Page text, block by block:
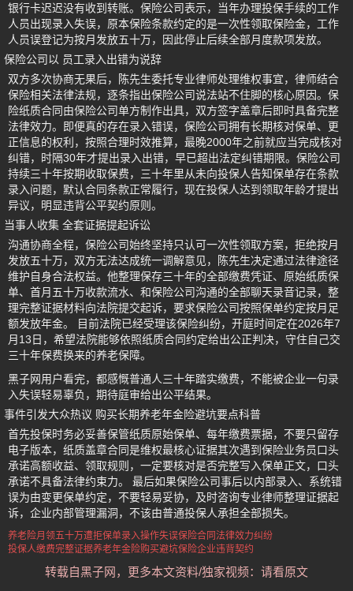
银行卡迟迟没有收到转账。保险公司表示，当年办理投保手续的工作
人员出现录入失误，原本保险条款约定的是一次性领取保险金，工作
人员误登记为按月发放五十万，因此停止后续全部月度款项发放。
保险公司以 员工录入出错为说辞
双方多次协商无果后，陈先生委托专业律师处理维权事宜，律师结合
保险相关法律法规，逐条指出保险公司说法站不住脚的核心原因。保
险纸质合同由保险公司单方制作出具，双方签字盖章后即时具备完整
法律效力。即便真的存在录入错误，保险公司拥有长期核对保单、更
正信息的权利，按照合理时效推算，最晚2000年之前就应当完成核对
纠错，时隔30年才提出录入出错，早已超出法定纠错期限。保险公司
持续三十年按期收取保费，三十年里从未向投保人告知保单存在条款
录入问题，默认合同条款正常履行，现在投保人达到领取年龄才提出
异议，明显违背公平契约原则。
当事人收集 全套证据提起诉讼
沟通协商全程，保险公司始终坚持只认可一次性领取方案，拒绝按月
发放五十万，双方无法达成统一调解意见，陈先生决定通过法律途径
维护自身合法权益。他整理保存三十年的全部缴费凭证、原始纸质保
单、首月五十万收款流水、和保险公司沟通的全部聊天录音记录，整
理完整证据材料向法院提交起诉，要求保险公司按照保单约定按月足
额发放年金。 目前法院已经受理该保险纠纷，开庭时间定在2026年7
月13日，希望法院能够依照纸质合同约定给出公正判决，守住自己交
三十年保费换来的养老保障。
黑子网用户看完，都感慨普通人三十年踏实缴费，不能被企业一句录
入失误轻易辜负，期待庭审给出公平结果。
事件引发大众热议 购买长期养老年金险避坑要点科普
首先投保时务必妥善保管纸质原始保单、每年缴费票据，不要只留存
电子版本，纸质盖章合同是维权最核心证据其次遇到保险业务员口头
承诺高额收益、领取规则，一定要核对是否完整写入保单正文，口头
承诺不具备法律约束力。 最后如果保险公司事后以内部录入、系统错
误为由变更保单约定，不要轻易妥协，及时咨询专业律师整理证据起
诉，企业内部管理漏洞，不该由普通投保人承担全部损失。
养老险月领五十万遭拒保单录入操作失误保险合同法律效力纠纷
投保人缴费完整证据养老年金险购买避坑保险企业违背契约
转载自黑子网，更多本文资料/独家视频：请看原文